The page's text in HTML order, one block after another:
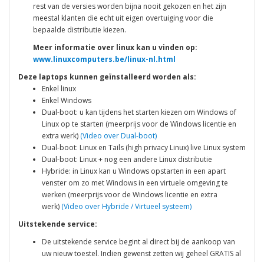
rest van de versies worden bijna nooit gekozen en het zijn
meestal klanten die echt uit eigen overtuiging voor die
bepaalde distributie kiezen.
Meer informatie over linux kan u vinden op:
www.linuxcomputers.be/linux-nl.html
Deze laptops kunnen geïnstalleerd worden als:
Enkel linux
Enkel Windows
Dual-boot: u kan tijdens het starten kiezen om Windows of
Linux op te starten (meerprijs voor de Windows licentie en
extra werk) (Video over Dual-boot)
Dual-boot: Linux en Tails (high privacy Linux) live Linux system
Dual-boot: Linux + nog een andere Linux distributie
Hybride: in Linux kan u Windows opstarten in een apart
venster om zo met Windows in een virtuele omgeving te
werken (meerprijs voor de Windows licentie en extra
werk) (Video over Hybride / Virtueel systeem)
Uitstekende service:
De uitstekende service begint al direct bij de aankoop van
uw nieuw toestel. Indien gewenst zetten wij geheel GRATIS al